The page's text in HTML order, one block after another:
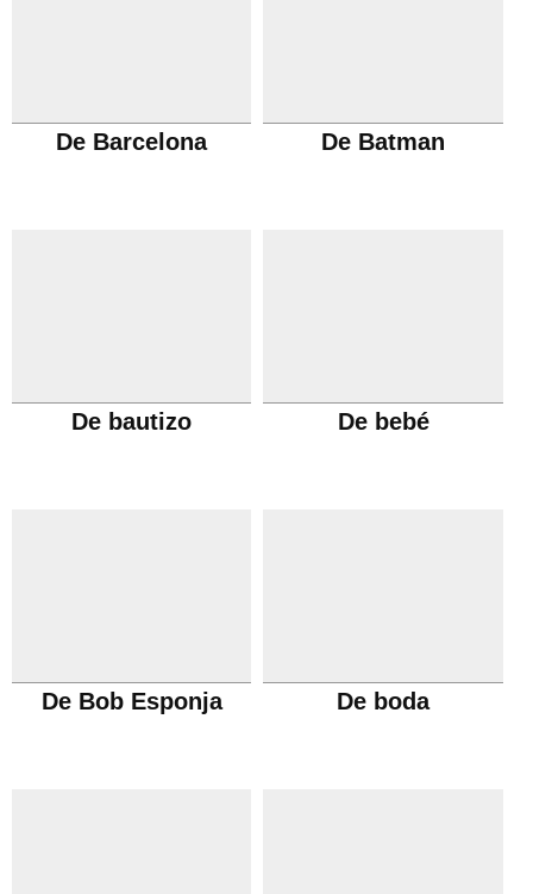
De Barcelona De Batman
De bautizo De bebé
De Bob Esponja De boda